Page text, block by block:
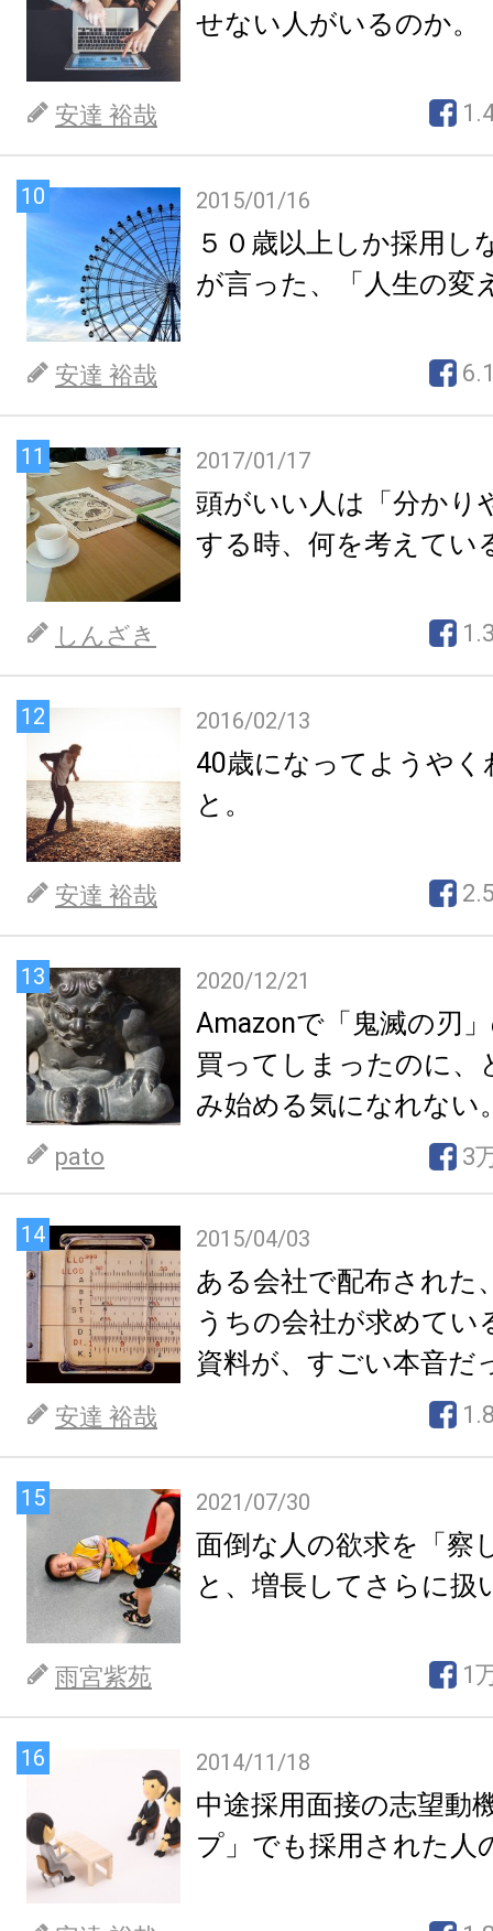
せない人がいるのか。
安達 裕哉
10 2015/01/16
５０歳以上しか採用し
が言った、「人生の変
安達 裕哉
11 2017/01/17
頭がいい人は「分かり
する時、何を考えてい
しんざき
12 2016/02/13
40歳になってようや
と。
安達 裕哉
13 2020/12/21
Amazonで「鬼滅の刃
買ってしまったのに、
み始める気になれない
pato 3
14 2015/04/03
ある会社で配布された
うちの会社が求めてい
資料が、すごい本音だ
安達 裕哉
15 2021/07/30
面倒な人の欲求を「察
と、増長してさらに扱
雨宮紫苑 1
16 2014/11/18
中途採用面接の志望動
プ」でも採用された人